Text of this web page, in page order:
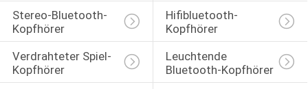
Stereo-Bluetooth-
Kopfhörer
Hifibluetooth-
Kopfhörer
Verdrahteter Spiel-
Kopfhörer
Leuchtende
Bluetooth-Kopfhörer